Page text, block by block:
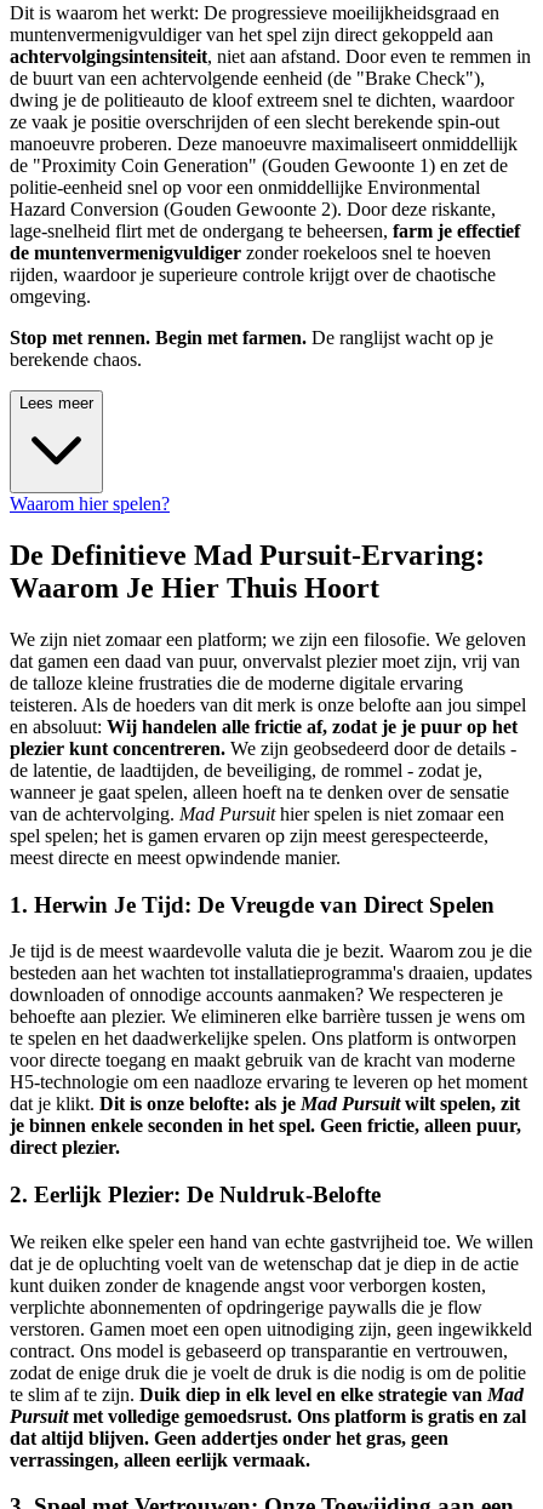
Dit is waarom het werkt: De progressieve moeilijkheidsgraad en
muntenvermenigvuldiger van het spel zijn direct gekoppeld aan
achtervolgingsintensiteit, niet aan afstand. Door even te remmen in
de buurt van een achtervolgende eenheid (de "Brake Check"),
dwing je de politieauto de kloof extreem snel te dichten, waardoor
ze vaak je positie overschrijden of een slecht berekende spin-out
manoeuvre proberen. Deze manoeuvre maximaliseert onmiddellijk
de "Proximity Coin Generation" (Gouden Gewoonte 1) en zet de
politie-eenheid snel op voor een onmiddellijke Environmental
Hazard Conversion (Gouden Gewoonte 2). Door deze riskante,
lage-snelheid flirt met de ondergang te beheersen, farm je effectief
de muntenvermenigvuldiger zonder roekeloos snel te hoeven
rijden, waardoor je superieure controle krijgt over de chaotische
omgeving.
Stop met rennen. Begin met farmen. De ranglijst wacht op je
berekende chaos.
Lees meer
Waarom hier spelen?
De Definitieve Mad Pursuit-Ervaring:
Waarom Je Hier Thuis Hoort
We zijn niet zomaar een platform; we zijn een filosofie. We geloven
dat gamen een daad van puur, onvervalst plezier moet zijn, vrij van
de talloze kleine frustraties die de moderne digitale ervaring
teisteren. Als de hoeders van dit merk is onze belofte aan jou simpel
en absoluut: Wij handelen alle frictie af, zodat je je puur op het
plezier kunt concentreren. We zijn geobsedeerd door de details -
de latentie, de laadtijden, de beveiliging, de rommel - zodat je,
wanneer je gaat spelen, alleen hoeft na te denken over de sensatie
van de achtervolging. Mad Pursuithier spelen is niet zomaar een
spel spelen; het is gamen ervaren op zijn meest gerespecteerde,
meest directe en meest opwindende manier.
1. Herwin Je Tijd: De Vreugde van Direct Spelen
Je tijd is de meest waardevolle valuta die je bezit. Waarom zou je die
besteden aan het wachten tot installatieprogramma's draaien, updates
downloaden of onnodige accounts aanmaken? We respecteren je
behoefte aan plezier. We elimineren elke barrière tussen je wens om
te spelen en het daadwerkelijke spelen. Ons platform is ontworpen
voor directe toegang en maakt gebruik van de kracht van moderne
H5-technologie om een naadloze ervaring te leveren op het moment
dat je klikt. Dit is onze belofte: als je Mad Pursuitwilt spelen, zit
je binnen enkele seconden in het spel. Geen frictie, alleen puur,
direct plezier.
2. Eerlijk Plezier: De Nuldruk-Belofte
We reiken elke speler een hand van echte gastvrijheid toe. We willen
dat je de opluchting voelt van de wetenschap dat je diep in de actie
kunt duiken zonder de knagende angst voor verborgen kosten,
verplichte abonnementen of opdringerige paywalls die je flow
verstoren. Gamen moet een open uitnodiging zijn, geen ingewikkeld
contract. Ons model is gebaseerd op transparantie en vertrouwen,
zodat de enige druk die je voelt de druk is die nodig is om de politie
te slim af te zijn. Duik diep in elk level en elke strategie van Mad
Pursuitmet volledige gemoedsrust. Ons platform is gratis en zal
dat altijd blijven. Geen addertjes onder het gras, geen
verrassingen, alleen eerlijk vermaak.